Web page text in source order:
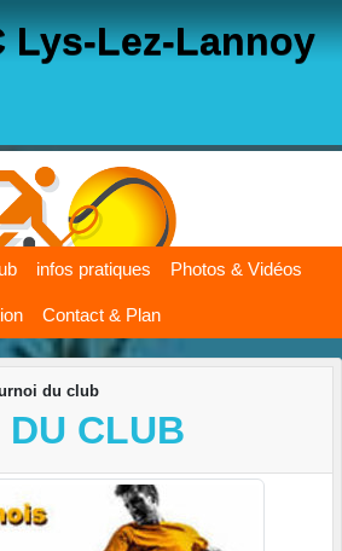
Lys-Lez-Lannoy
infos pratiques Photos & Vidéos
Contact & Plan
du club
DU CLUB
cookies